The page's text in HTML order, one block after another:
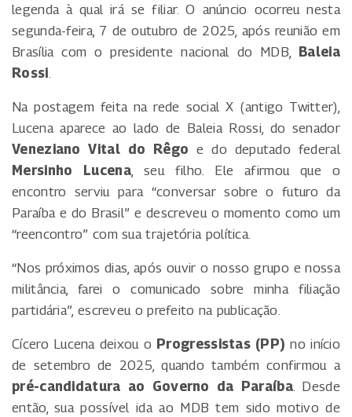
legenda à qual irá se filiar. O anúncio ocorreu nesta
segunda-feira, 7 de outubro de 2025, após reunião em
Brasília com o presidente nacional do MDB, Baleia
Rossi
Na postagem feita na rede social X (antigo Twitter),
Lucena aparece ao lado de Baleia Rossi, do senador
Veneziano Vital do Rêgo e do deputado federal
Mersinho Lucena , seu filho. Ele afirmou que o
encontro serviu para “conversar sobre o futuro da
Paraíba e do Brasil” e descreveu o momento como um
“reencontro” com sua trajetória política.
“Nos próximos dias, após ouvir o nosso grupo e nossa
militância, farei o comunicado sobre minha filiação
partidária”, escreveu o prefeito na publicação.
Cícero Lucena deixou o Progressistas (PP) no início
de setembro de 2025, quando também confirmou a
pré-candidatura ao Governo da Paraíba. Desde
então, sua possível ida ao MDB tem sido motivo de